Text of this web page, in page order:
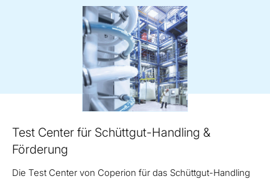
Test Center für Schüttgut-Handling &
Förderung
Die Test Center von Coperion für das Schüttgut-Handling